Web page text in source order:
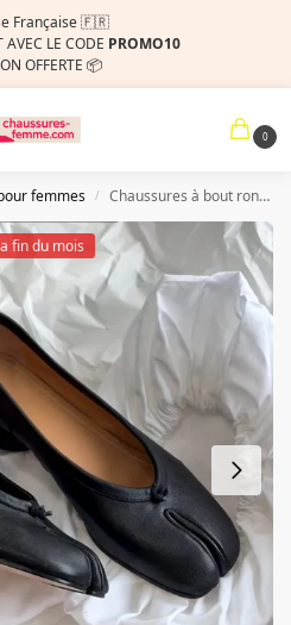
Française 🇫🇷
LE CODE PROMO10
OFFERTE 📦
0
femmes / Chaussures à bout rond en cuir véritable pour femmes, chaussures à talons mi-hauts avec plis, Tibi Splittoe, ballerines en peau de mouton, hauteur de talon de 3cm
fin du mois